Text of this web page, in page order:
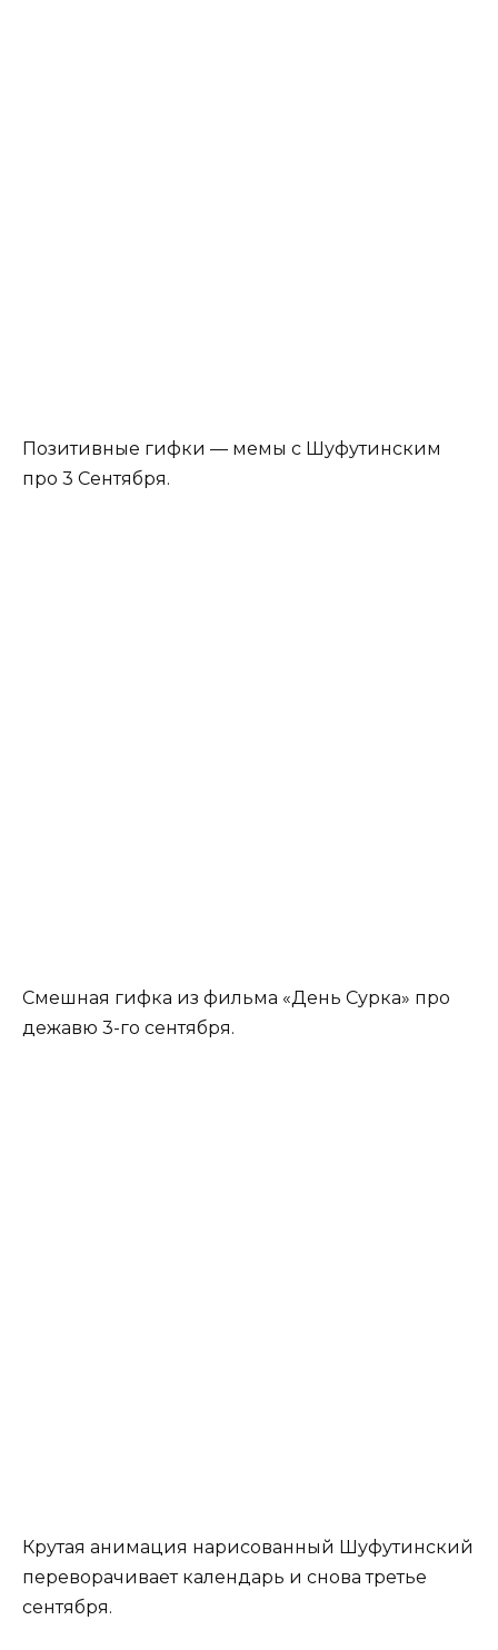
Позитивные гифки — мемы с Шуфутинским
про 3 Сентября.
Смешная гифка из фильма «День Сурка» про
дежавю 3-го сентября.
Крутая анимация нарисованный Шуфутинский
переворачивает календарь и снова третье
сентября.